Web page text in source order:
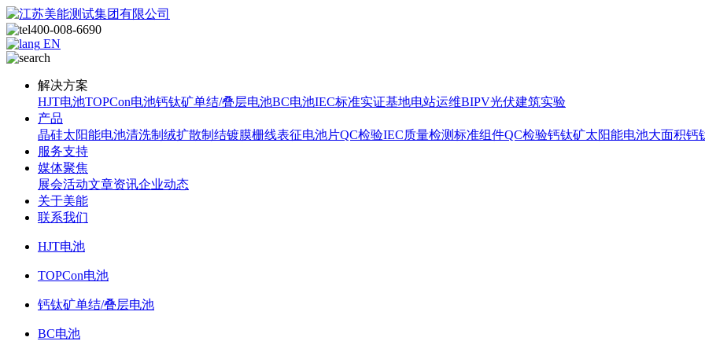
400-008-6690
EN
解决方案
HJT电池TOPCon电池钙钛矿单结/叠层电池BC电池IEC标准实证基地电站运维BIPV光伏建筑实验
产品
晶硅太阳能电池清洗制绒扩散制结镀膜栅线表征电池片QC检验IEC质量检测标准组件QC检验钙钛矿太阳能电池大面积钙
服务支持
媒体聚焦
展会活动文章资讯企业动态
关于美能
联系我们
HJT电池
TOPCon电池
钙钛矿单结/叠层电池
BC电池